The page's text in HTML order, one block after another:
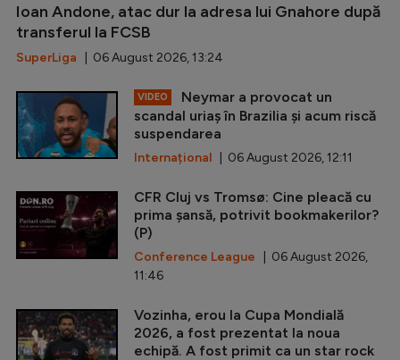
Ioan Andone, atac dur la adresa lui Gnahore după
transferul la FCSB
SuperLiga | 06 August 2026, 13:24
VIDEO
Neymar a provocat un
scandal uriaș în Brazilia și acum riscă
suspendarea
Internațional | 06 August 2026, 12:11
CFR Cluj vs Tromsø: Cine pleacă cu
prima șansă, potrivit bookmakerilor?
(P)
Conference League | 06 August 2026,
11:46
Vozinha, erou la Cupa Mondială
2026, a fost prezentat la noua
echipă. A fost primit ca un star rock